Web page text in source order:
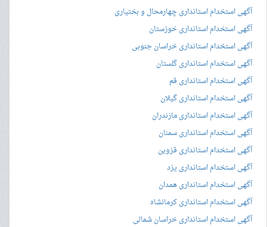
آگهی استخدام استانداری چهارمحال و بختیاری
آگهی استخدام استانداری خوزستان
آگهی استخدام استانداری خراسان جنوبی
آگهی استخدام استانداری گلستان
آگهی استخدام استانداری قم
آگهی استخدام استانداری گیلان
آگهی استخدام استانداری مازندران
آگهی استخدام استانداری سمنان
آگهی استخدام استانداری قزوین
آگهی استخدام استانداری یزد
آگهی استخدام استانداری همدان
آگهی استخدام استانداری کرمانشاه
آگهی استخدام استانداری خراسان شمالی